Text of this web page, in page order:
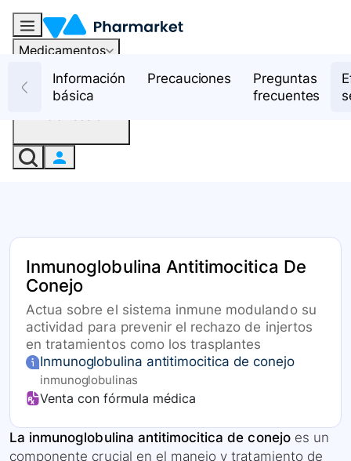
Medicamentos
RecursosInformación
básica
Precauciones
Preguntas
frecuentes
Inmunoglobulina Antitimocitica De
Conejo
Actua sobre el sistema inmune modulando su
actividad para prevenir el rechazo de injertos
en tratamientos como los trasplantes
Inmunoglobulina antitimocitica de conejo
inmunoglobulinas
Venta con fórmula médica
La inmunoglobulina antitimocitica de conejoes un
componente crucial en el manejo y tratamiento de